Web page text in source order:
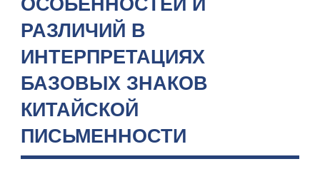
РАЗЛИЧИЙ В
ИНТЕРПРЕТАЦИЯХ
БАЗОВЫХ ЗНАКОВ
КИТАЙСКОЙ
ПИСЬМЕННОСТИ